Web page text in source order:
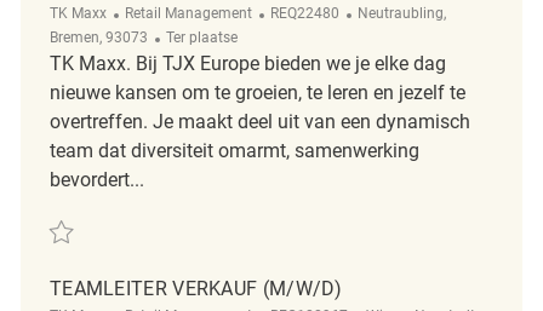
TK Maxx Categorie
Retail Management ReqId
REQ22480 Plaats
Neutraubling,
Bremen, 93073
Afgelegen
Ter plaatse
TK Maxx. Bij TJX Europe bieden we je elke dag
nieuwe kansen om te groeien, te leren en jezelf te
overtreffen. Je maakt deel uit van een dynamisch
team dat diversiteit omarmt, samenwerking
bevordert...
Redden Teamleiter Verkauf (m/w/d) REQ22480
TEAMLEITER VERKAUF (M/W/D)